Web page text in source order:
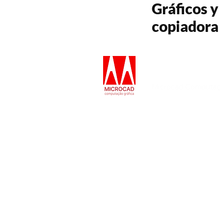
Gráficos y
copiadora